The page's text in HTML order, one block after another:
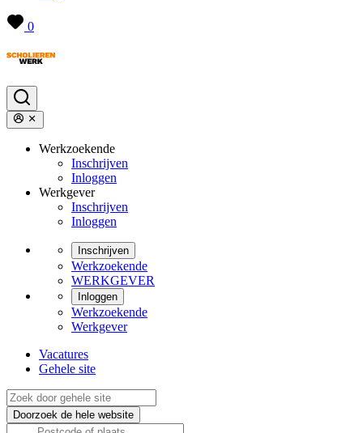
0
Werkzoekende
Inschrijven
Inloggen
Werkgever
Inschrijven
Inloggen
Inschrijven
Werkzoekende
WERKGEVER
Inloggen
Werkzoekende
Werkgever
Vacatures
Gehele site